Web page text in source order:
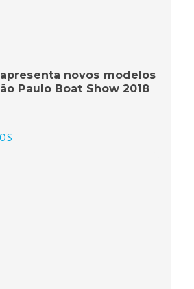
novos modelos
Paulo Boat Show 2018